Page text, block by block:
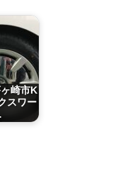
崎市K
スワー